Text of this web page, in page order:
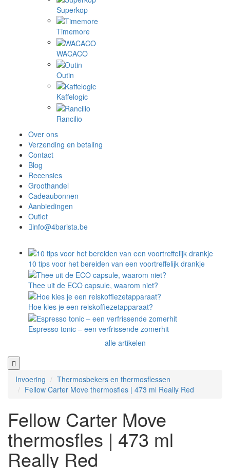
Superkop
Timemore
WACACO
Outin
Kaffelogic
Rancilio
Over ons
Verzending en betaling
Contact
Blog
Recensies
Groothandel
Cadeaubonnen
Aanbiedingen
Outlet
info@4barista.be
10 tips voor het bereiden van een voortreffelijk drankje
Thee uit de ECO capsule, waarom niet?
Hoe kies je een reiskoffiezetapparaat?
Espresso tonic – een verfrissende zomerhit
alle artikelen
Invoering
Thermosbekers en thermosflessen
Fellow Carter Move thermosfles | 473 ml Really Red
Fellow Carter Move
thermosfles | 473 ml
Really Red